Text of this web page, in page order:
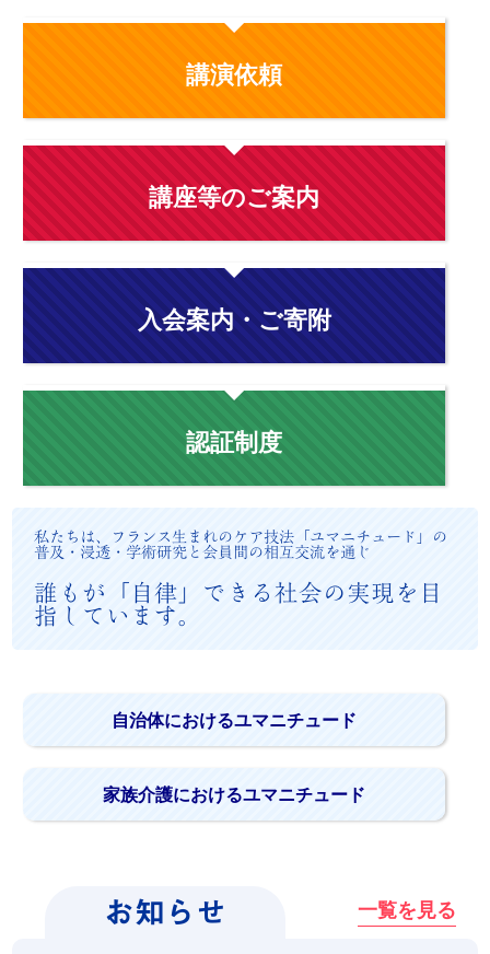
講演依頼
講座等のご案内
入会案内・ご寄附
認証制度
私たちは、フランス生まれのケア技法「ユマニチュード」の
普及・浸透・学術研究と会員間の相互交流を通じ
誰もが「自律」できる社会の実現を目
指しています。
自治体におけるユマニチュード
家族介護におけるユマニチュード
お知らせ 一覧を見る